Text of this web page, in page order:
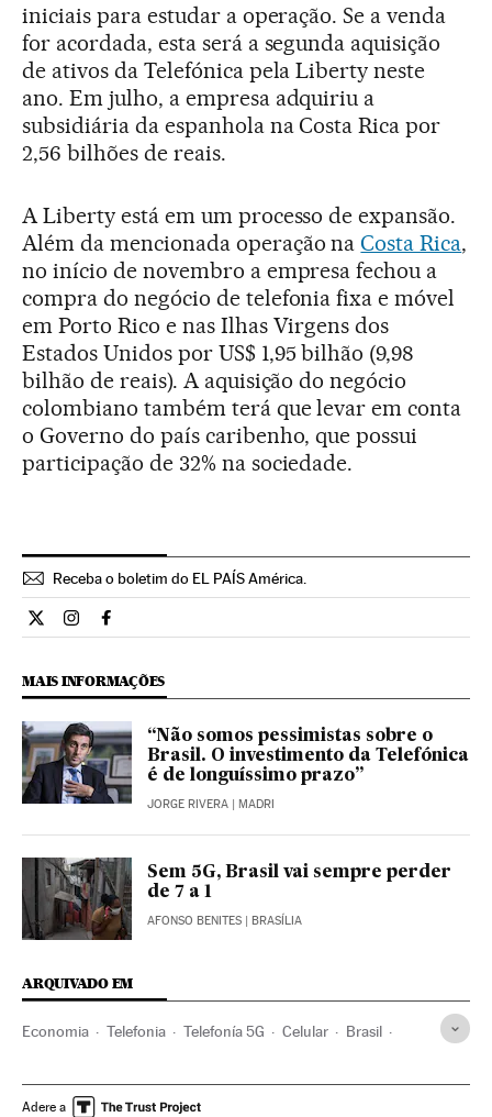
iniciais para estudar a operação. Se a venda
for acordada, esta será a segunda aquisição
de ativos da Telefónica pela Liberty neste
ano. Em julho, a empresa adquiriu a
subsidiária da espanhola na Costa Rica por
2,56 bilhões de reais.
A Liberty está em um processo de expansão.
Além da mencionada operação naCosta Rica,
no início de novembro a empresa fechou a
compra do negócio de telefonia fixa e móvel
em Porto Rico e nas Ilhas Virgens dos
Estados Unidos por US$ 1,95 bilhão (9,98
bilhão de reais). A aquisição do negócio
colombiano também terá que levar em conta
o Governo do país caribenho, que possui
participação de 32% na sociedade.
Receba o boletim do EL PAÍS América.
Economia El País Brasil en Twitter
Economia El País Brasil en Instagram
Economia El País Brasil en Facebook
MAIS INFORMAÇÕES
“Não somos pessimistas sobre o
Brasil. O investimento da Telefónica
é de longuíssimo prazo”
JORGE RIVERA | MADRI
Sem 5G, Brasil vai sempre perder
de 7 a 1
AFONSO BENITES | BRASÍLIA
ARQUIVADO EM
Economia Telefonia Telefonía 5G Celular Brasil
Equador Costa Rica América do Sul
Adere a